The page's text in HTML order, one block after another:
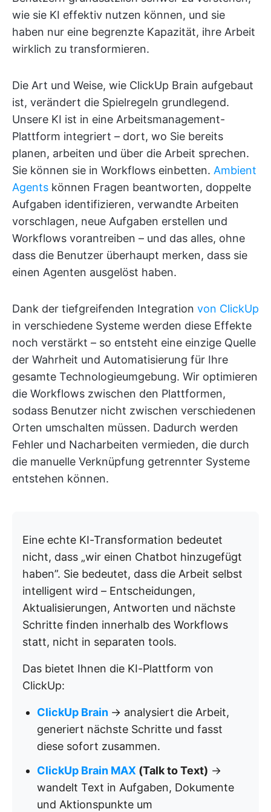
wie sie KI effektiv nutzen können, und sie
haben nur eine begrenzte Kapazität, ihre Arbeit
wirklich zu transformieren.
Die Art und Weise, wie ClickUp Brain aufgebaut
ist, verändert die Spielregeln grundlegend.
Unsere KI ist in eine Arbeitsmanagement-
Plattform integriert – dort, wo Sie bereits
planen, arbeiten und über die Arbeit sprechen.
Sie können sie in Workflows einbetten. Ambient
Agents können Fragen beantworten, doppelte
Aufgaben identifizieren, verwandte Arbeiten
vorschlagen, neue Aufgaben erstellen und
Workflows vorantreiben – und das alles, ohne
dass die Benutzer überhaupt merken, dass sie
einen Agenten ausgelöst haben.
Dank der tiefgreifenden Integration von ClickUp
in verschiedene Systeme werden diese Effekte
noch verstärkt – so entsteht eine einzige Quelle
der Wahrheit und Automatisierung für Ihre
gesamte Technologieumgebung. Wir optimieren
die Workflows zwischen den Plattformen,
sodass Benutzer nicht zwischen verschiedenen
Orten umschalten müssen. Dadurch werden
Fehler und Nacharbeiten vermieden, die durch
die manuelle Verknüpfung getrennter Systeme
entstehen können.
Eine echte KI-Transformation bedeutet
nicht, dass „wir einen Chatbot hinzugefügt
haben”. Sie bedeutet, dass die Arbeit selbst
intelligent wird – Entscheidungen,
Aktualisierungen, Antworten und nächste
Schritte finden innerhalb des Workflows
statt, nicht in separaten tools.
Das bietet Ihnen die KI-Plattform von
ClickUp:
ClickUp Brain → analysiert die Arbeit,
generiert nächste Schritte und fasst
diese sofort zusammen.
ClickUp Brain MAX (Talk to Text) →
wandelt Text in Aufgaben, Dokumente
und Aktionspunkte um